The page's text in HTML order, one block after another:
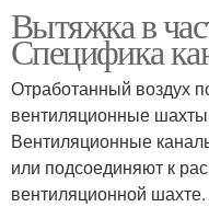
Вытяжка в
Специфика
Отработанный воздух
вентиляционные
Вентиляционные
или подсоединяют к
вентиляционной шахте.